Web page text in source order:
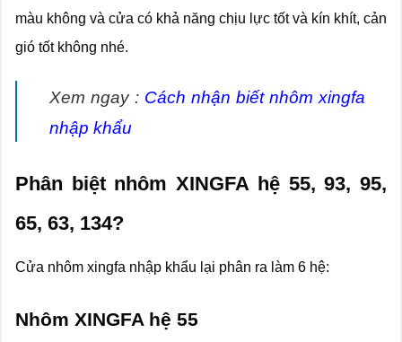
màu không và cửa có khả năng chịu lực tốt và kín khít, cản
gió tốt không nhé.
Xem ngay : Cách nhận biết nhôm xingfa
nhập khẩu
Phân biệt nhôm XINGFA hệ 55, 93, 95,
65, 63, 134?
Cửa nhôm xingfa nhập khẩu lại phân ra làm 6 hệ:
Nhôm XINGFA hệ 55